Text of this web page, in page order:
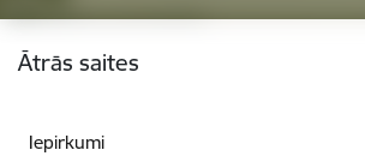
Kājene
Ātrās saites
Iepirkumi